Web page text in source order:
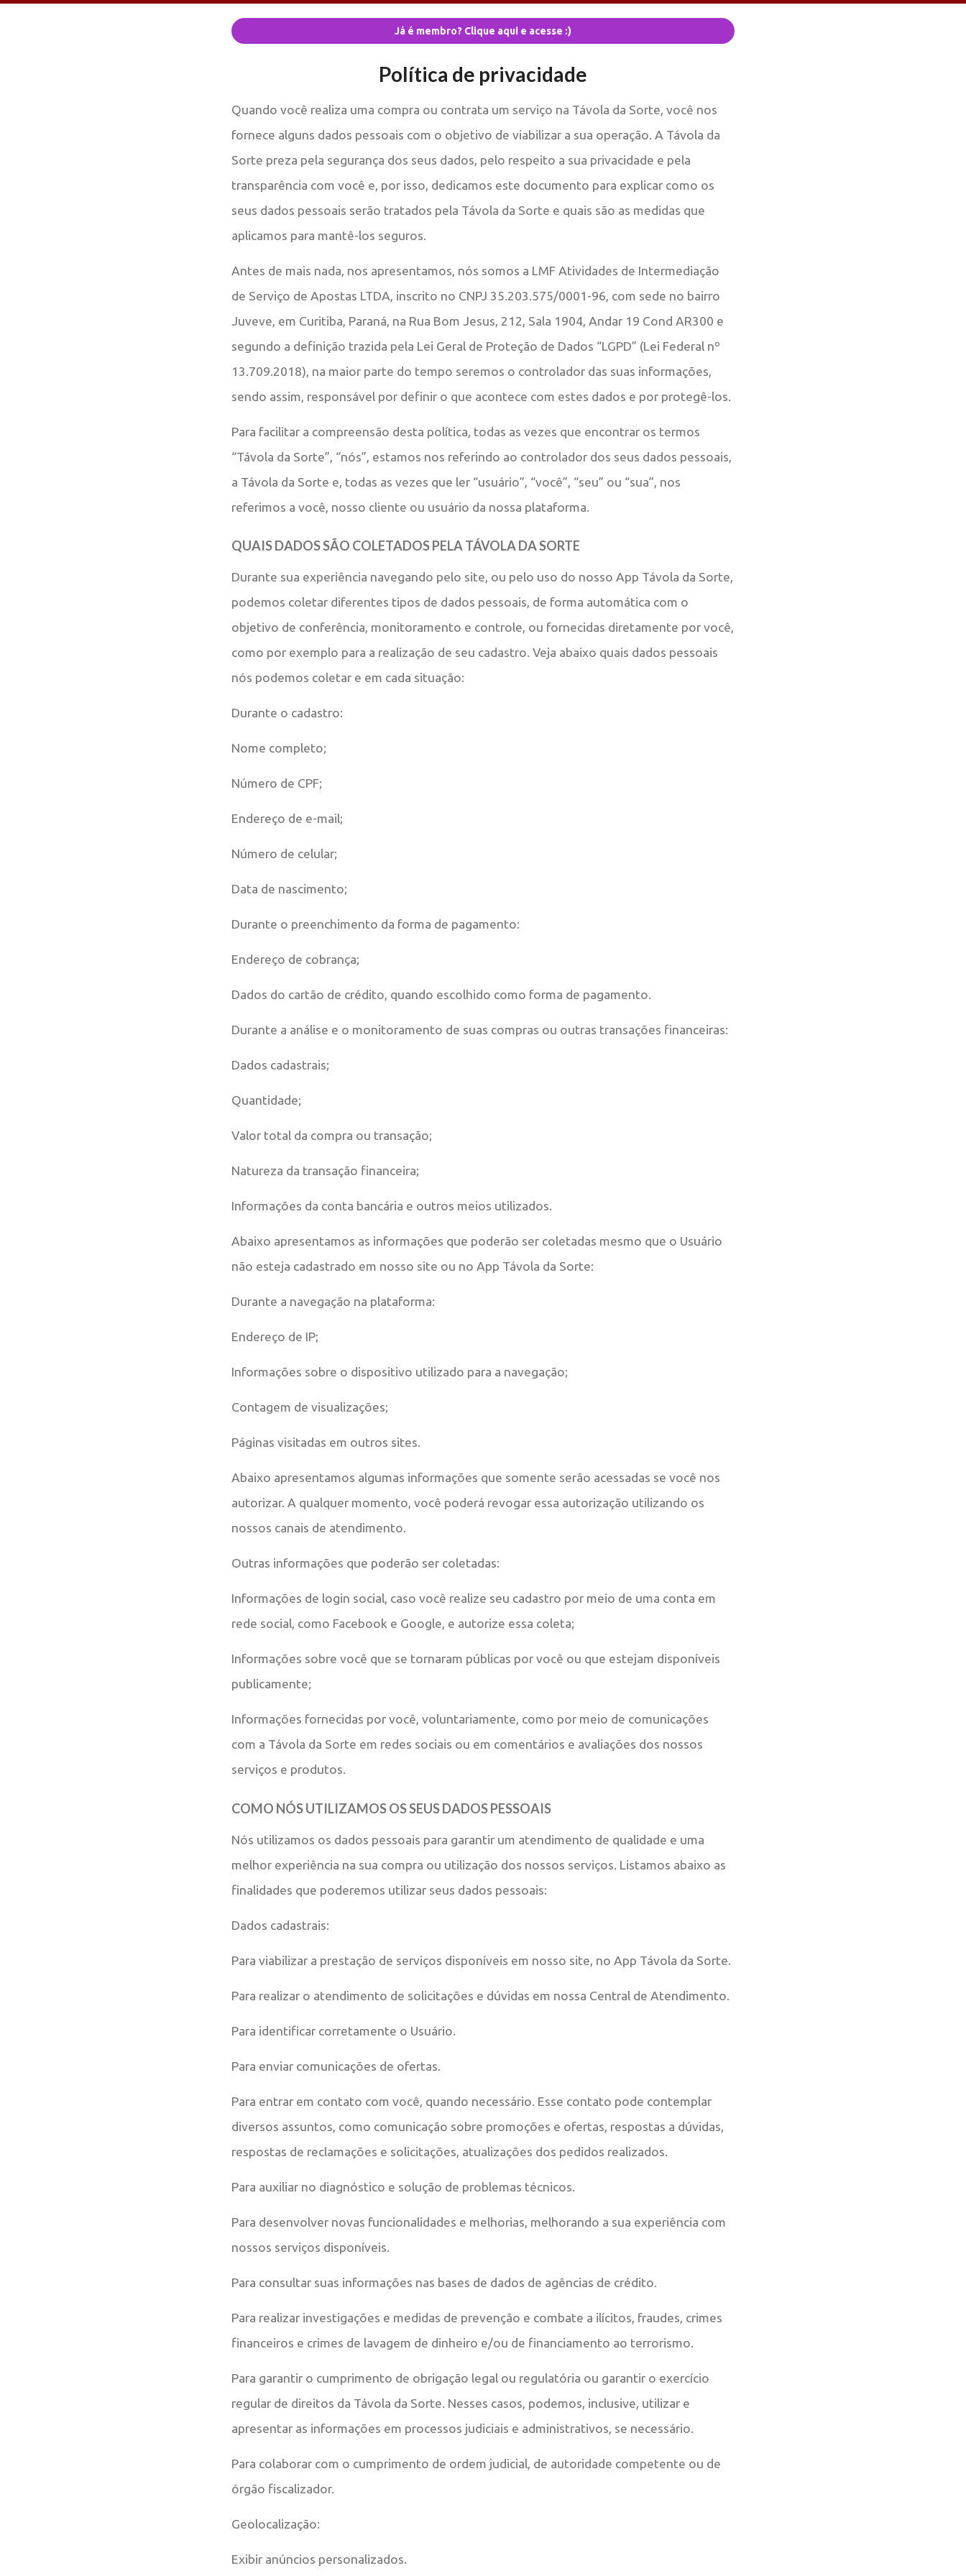
Já é membro? Clique aqui e acesse :)
Política de privacidade
Quando você realiza uma compra ou contrata um serviço na Távola da Sorte, você nos
fornece alguns dados pessoais com o objetivo de viabilizar a sua operação. A Távola da
Sorte preza pela segurança dos seus dados, pelo respeito a sua privacidade e pela
transparência com você e, por isso, dedicamos este documento para explicar como os
seus dados pessoais serão tratados pela Távola da Sorte e quais são as medidas que
aplicamos para mantê-los seguros.
Antes de mais nada, nos apresentamos, nós somos a LMF Atividades de Intermediação
de Serviço de Apostas LTDA, inscrito no CNPJ 35.203.575/0001-96, com sede no bairro
Juveve, em Curitiba, Paraná, na Rua Bom Jesus, 212, Sala 1904, Andar 19 Cond AR300 e
segundo a definição trazida pela Lei Geral de Proteção de Dados “LGPD” (Lei Federal nº
13.709.2018), na maior parte do tempo seremos o controlador das suas informações,
sendo assim, responsável por definir o que acontece com estes dados e por protegê-los.
Para facilitar a compreensão desta política, todas as vezes que encontrar os termos
“Távola da Sorte”, “nós”, estamos nos referindo ao controlador dos seus dados pessoais,
a Távola da Sorte e, todas as vezes que ler “usuário”, “você”, “seu” ou “sua”, nos
referimos a você, nosso cliente ou usuário da nossa plataforma.
QUAIS DADOS SÃO COLETADOS PELA TÁVOLA DA SORTE
Durante sua experiência navegando pelo site, ou pelo uso do nosso App Távola da Sorte,
podemos coletar diferentes tipos de dados pessoais, de forma automática com o
objetivo de conferência, monitoramento e controle, ou fornecidas diretamente por você,
como por exemplo para a realização de seu cadastro. Veja abaixo quais dados pessoais
nós podemos coletar e em cada situação:
Durante o cadastro:
Nome completo;
Número de CPF;
Endereço de e-mail;
Número de celular;
Data de nascimento;
Durante o preenchimento da forma de pagamento:
Endereço de cobrança;
Dados do cartão de crédito, quando escolhido como forma de pagamento.
Durante a análise e o monitoramento de suas compras ou outras transações financeiras:
Dados cadastrais;
Quantidade;
Valor total da compra ou transação;
Natureza da transação financeira;
Informações da conta bancária e outros meios utilizados.
Abaixo apresentamos as informações que poderão ser coletadas mesmo que o Usuário
não esteja cadastrado em nosso site ou no App Távola da Sorte:
Durante a navegação na plataforma:
Endereço de IP;
Informações sobre o dispositivo utilizado para a navegação;
Contagem de visualizações;
Páginas visitadas em outros sites.
Abaixo apresentamos algumas informações que somente serão acessadas se você nos
autorizar. A qualquer momento, você poderá revogar essa autorização utilizando os
nossos canais de atendimento.
Outras informações que poderão ser coletadas:
Informações de login social, caso você realize seu cadastro por meio de uma conta em
rede social, como Facebook e Google, e autorize essa coleta;
Informações sobre você que se tornaram públicas por você ou que estejam disponíveis
publicamente;
Informações fornecidas por você, voluntariamente, como por meio de comunicações
com a Távola da Sorte em redes sociais ou em comentários e avaliações dos nossos
serviços e produtos.
COMO NÓS UTILIZAMOS OS SEUS DADOS PESSOAIS
Nós utilizamos os dados pessoais para garantir um atendimento de qualidade e uma
melhor experiência na sua compra ou utilização dos nossos serviços. Listamos abaixo as
finalidades que poderemos utilizar seus dados pessoais:
Dados cadastrais:
Para viabilizar a prestação de serviços disponíveis em nosso site, no App Távola da Sorte.
Para realizar o atendimento de solicitações e dúvidas em nossa Central de Atendimento.
Para identificar corretamente o Usuário.
Para enviar comunicações de ofertas.
Para entrar em contato com você, quando necessário. Esse contato pode contemplar
diversos assuntos, como comunicação sobre promoções e ofertas, respostas a dúvidas,
respostas de reclamações e solicitações, atualizações dos pedidos realizados.
Para auxiliar no diagnóstico e solução de problemas técnicos.
Para desenvolver novas funcionalidades e melhorias, melhorando a sua experiência com
nossos serviços disponíveis.
Para consultar suas informações nas bases de dados de agências de crédito.
Para realizar investigações e medidas de prevenção e combate a ilícitos, fraudes, crimes
financeiros e crimes de lavagem de dinheiro e/ou de financiamento ao terrorismo.
Para garantir o cumprimento de obrigação legal ou regulatória ou garantir o exercício
regular de direitos da Távola da Sorte. Nesses casos, podemos, inclusive, utilizar e
apresentar as informações em processos judiciais e administrativos, se necessário.
Para colaborar com o cumprimento de ordem judicial, de autoridade competente ou de
órgão fiscalizador.
Geolocalização:
Exibir anúncios personalizados.